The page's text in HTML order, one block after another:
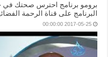
برومو برنامج احترس صحتك في
البرنامج على قناة الرحمة
2017-05-25 00:00:00